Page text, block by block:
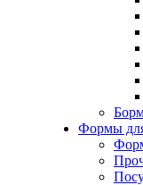
Формы